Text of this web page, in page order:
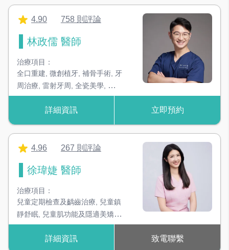
3D 數位X光機
基礎X光影像，是判斷蛀牙、牙周病重要依據
冷光美白機
頭戴顯微鏡
快速掃苗牙齒型態，不需忍受印模不舒適感
TCI舒眠設備
淺層全身麻醉，於淺眠的狀態下完成各項治療
3D 列印機
精準快速3D列印客製化臨時牙套、手術導板
PULP THERAPY
4.90 758 則評論
林政儒 醫師
治療項目：
全口重建 微創植牙 補骨手術 牙
周治療 雷射牙周 全瓷美學
鼻竇
手術,牙齦美容手術,軟硬組織再
詳細資訊 立即預約
4.96 267 則評論
徐瑋婕 醫師
治療項目：
兒童定期檢查及齲齒治療
兒童鎮
靜舒眠
兒童肌功能及隱適美矯
正,兒童早期矯正,成人定期檢查,
＊18歲以下患者請由監護人陪同
詳細資訊 致電聯繫